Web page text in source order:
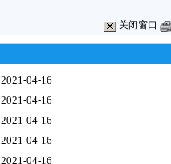
关闭窗口
2021-04-16
2021-04-16
2021-04-16
2021-04-16
2021-04-16